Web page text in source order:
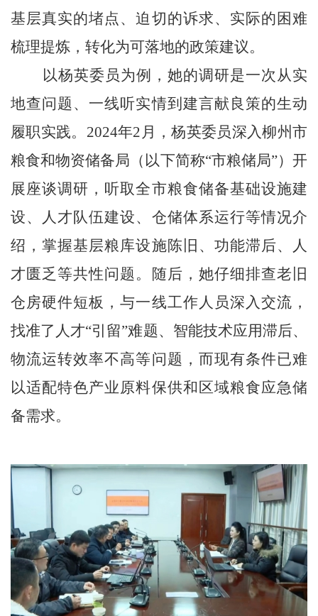
基层真实的堵点、迫切的诉求、实际的困难
梳理提炼，转化为可落地的政策建议。
以杨英委员为例，她的调研是一次从实
地查问题、一线听实情到建言献良策的生动
履职实践。2024年2月，杨英委员深入柳州市
粮食和物资储备局（以下简称“市粮储局”）开
展座谈调研，听取全市粮食储备基础设施建
设、人才队伍建设、仓储体系运行等情况介
绍，掌握基层粮库设施陈旧、功能滞后、人
才匮乏等共性问题。随后，她仔细排查老旧
仓房硬件短板，与一线工作人员深入交流，
找准了人才“引留”难题、智能技术应用滞后、
物流运转效率不高等问题，而现有条件已难
以适配特色产业原料保供和区域粮食应急储
备需求。